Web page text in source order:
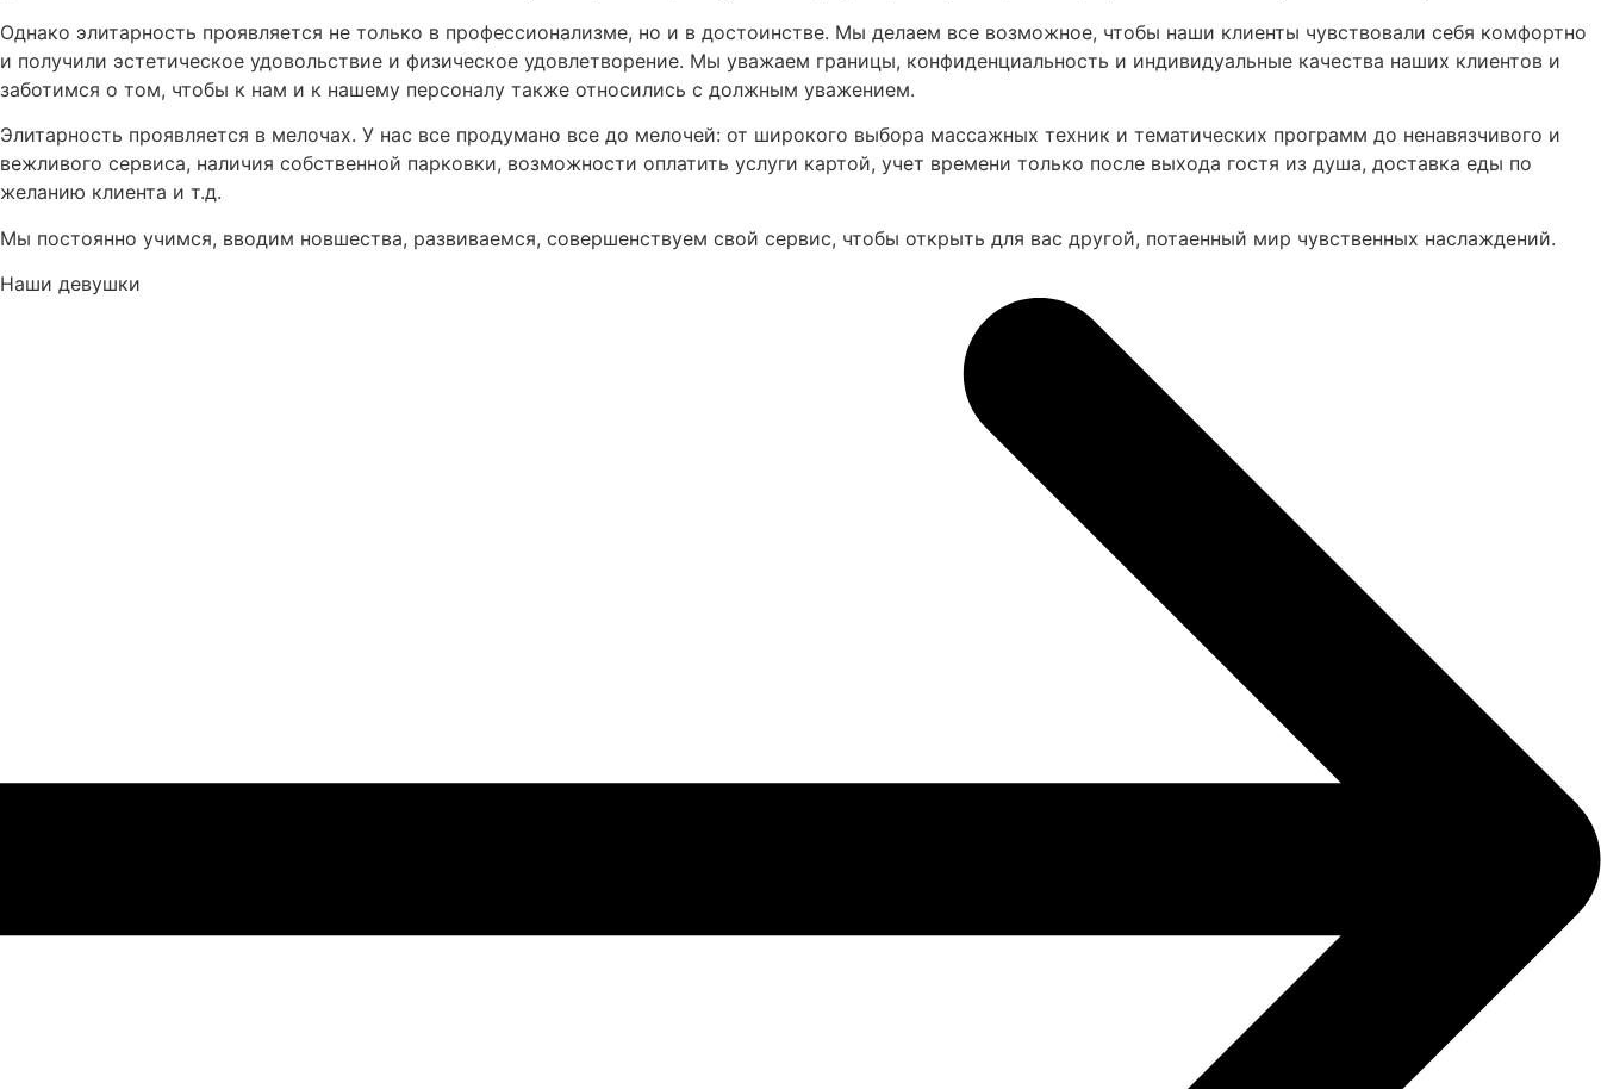
Однако элитарность проявляется не только в профессионализме, но и в достоинстве. Мы делаем все возможное, чтобы наши клиенты чувствовали себя комфортно
и получили эстетическое удовольствие и физическое удовлетворение. Мы уважаем границы, конфиденциальность и индивидуальные качества наших клиентов и
заботимся о том, чтобы к нам и к нашему персоналу также относились с должным уважением.
Элитарность проявляется в мелочах. У нас все продумано все до мелочей: от широкого выбора массажных техник и тематических программ до ненавязчивого и
вежливого сервиса, наличия собственной парковки, возможности оплатить услуги картой, учет времени только после выхода гостя из душа, доставка еды по
желанию клиента и т.д.
Мы постоянно учимся, вводим новшества, развиваемся, совершенствуем свой сервис, чтобы открыть для вас другой, потаенный мир чувственных наслаждений.
Наши девушки